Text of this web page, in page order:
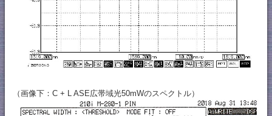
（画像下：C + L ASE広帯域光50mWのスペクトル）